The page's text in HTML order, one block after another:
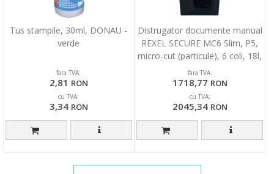
Tus stampile, 30ml, DONAU -
verde
fara TVA:
2,81 RON
cu TVA:
3,34 RON
Distrugator documente manual
REXEL SECURE MC6 Slim, P5,
micro-cut (particule), 6 coli, 18l,
negru-ar
fara TVA:
1718,77 RON
cu TVA:
2045,34 RON